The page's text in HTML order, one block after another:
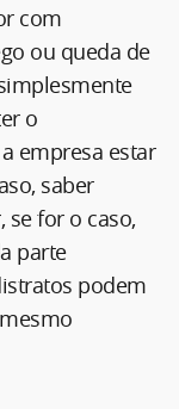
com
ou queda de
o
empresa estar
saber
for o caso,
parte
podem